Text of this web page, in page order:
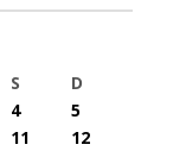
S
D
4
5
11
12